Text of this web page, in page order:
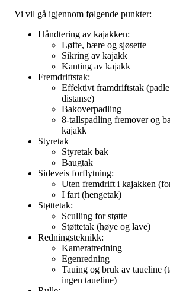
Vi vil gå igjennom følgende punkter:
Håndtering av kajakken:
Løfte, bære og sjøsette
Sikring av kajakk
Kanting av kajakk
Fremdriftstak:
Effektivt framdriftstak
distanse)
Bakoverpadling
8-tallspadling fremover og
kajakk
Styretak
Styretak bak
Baugtak
Sideveis forflytning:
Uten fremdrift i kajakken
I fart (hengetak)
Støttetak:
Sculling for støtte
Støttetak (høye og lave)
Redningsteknikk:
Kameratredning
Egenredning
Tauing og bruk av taueline
ingen taueline)